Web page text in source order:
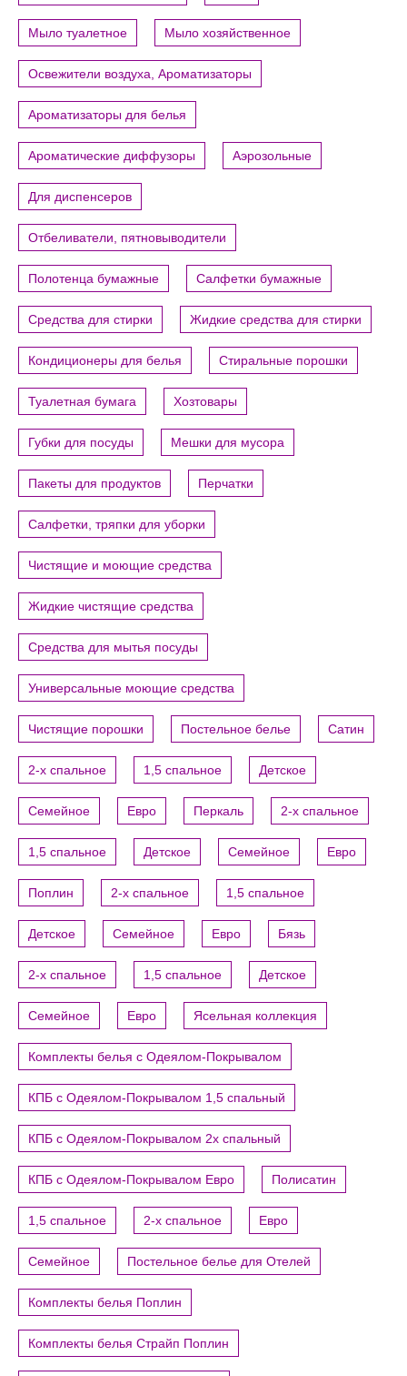
Мыло туалетное Мыло хозяйственное
Освежители воздуха, Ароматизаторы
Ароматизаторы для белья
Ароматические диффузоры Аэрозольные
Для диспенсеров
Отбеливатели, пятновыводители
Полотенца бумажные Салфетки бумажные
Средства для стирки Жидкие средства для стирки
Кондиционеры для белья Стиральные порошки
Туалетная бумага Хозтовары
Губки для посуды Мешки для мусора
Пакеты для продуктов Перчатки
Салфетки, тряпки для уборки
Чистящие и моющие средства
Жидкие чистящие средства
Средства для мытья посуды
Универсальные моющие средства
Чистящие порошки Постельное белье Сатин
2-х спальное 1,5 спальное Детское
Семейное Евро Перкаль 2-х спальное
1,5 спальное Детское Семейное Евро
Поплин 2-х спальное 1,5 спальное
Детское Семейное Евро Бязь
2-х спальное 1,5 спальное Детское
Семейное Евро Ясельная коллекция
Комплекты белья с Одеялом-Покрывалом
КПБ с Одеялом-Покрывалом 1,5 спальный
КПБ с Одеялом-Покрывалом 2х спальный
КПБ с Одеялом-Покрывалом Евро Полисатин
1,5 спальное 2-х спальное Евро
Семейное Постельное белье для Отелей
Комплекты белья Поплин
Комплекты белья Страйп Поплин